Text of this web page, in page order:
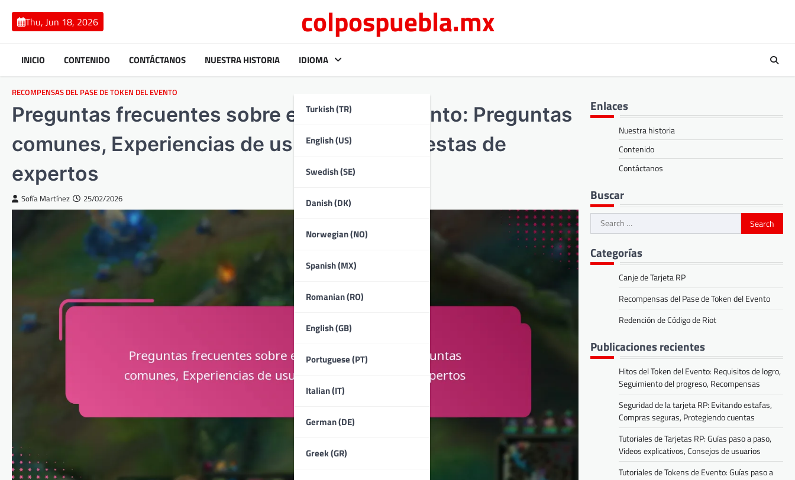
content
Thu, Jun 18, 2026 colpospuebla.mx
INICIO CONTENIDO CONTÁCTANOS NUESTRA HISTORIA IDIOMA
Turkish (TR)
English (US)
Swedish (SE)
Danish (DK)
Norwegian (NO)
Spanish (MX)
Romanian (RO)
English (GB)
Portuguese (PT)
Italian (IT)
German (DE)
Greek (GR)
RECOMPENSAS DEL PASE DE TOKEN DEL EVENTO
Preguntas frecuentes sobre el token de evento: Preguntas
comunes, Experiencias de usuarios, Respuestas de
expertos
Sofía Martínez 25/02/2026
Enlaces
Nuestra historia
Contenido
Contáctanos
Buscar
Search
for:
Categorías
Canje de Tarjeta RP
Recompensas del Pase de Token del Evento
Redención de Código de Riot
Publicaciones recientes
Hitos del Token del Evento: Requisitos de logro,
Seguimiento del progreso, Recompensas
Seguridad de la tarjeta RP: Evitando estafas,
Compras seguras, Protegiendo cuentas
Tutoriales de Tarjetas RP: Guías paso a paso,
Videos explicativos, Consejos de usuarios
Tutoriales de Tokens de Evento: Guías paso a